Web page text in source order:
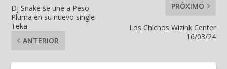
Dj Snake se une a Peso
Pluma en su nuevo single
Teka
ANTERIOR
PRÓXIMO
Los Chichos Wizink Center
16/03/24